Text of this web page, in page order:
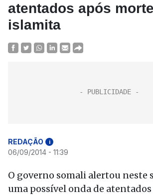
atentados após
islamita
REDAÇÃO i
06/09/2014 - 11:39
O governo somali alertou neste
uma possível onda de